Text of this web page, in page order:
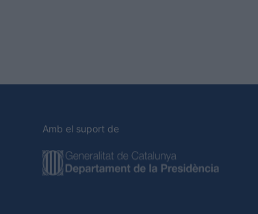
Amb el suport de